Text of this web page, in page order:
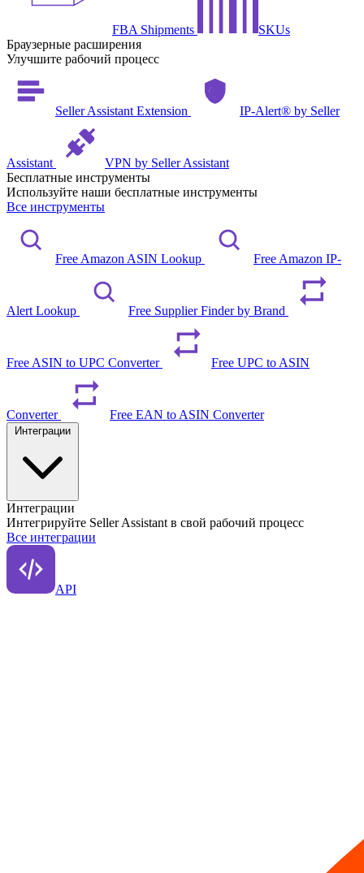
FBA Shipments
SKUs
Браузерные расширения
Улучшите рабочий процесс
Seller Assistant Extension IP-Alert® by Seller
Assistant
VPN by Seller Assistant
Бесплатные инструменты
Используйте наши бесплатные инструменты
Все инструменты
Free Amazon ASIN Lookup Free Amazon IP-
Alert Lookup Free Supplier Finder by Brand
Free ASIN to UPC Converter Free UPC to ASIN
Converter Free EAN to ASIN Converter
Интеграции
Интегрируйте Seller Assistant в свой рабочий процесс
Все интеграции
API